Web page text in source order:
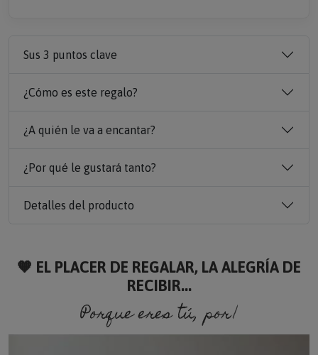
Sus 3 puntos clave
¿Cómo es este regalo?
¿A quién le va a encantar?
¿Por qué le gustará tanto?
Detalles del producto
🧡 EL PLACER DE REGALAR, LA ALEGRÍA DE
RECIBIR...
Porque eres tú, porque soy